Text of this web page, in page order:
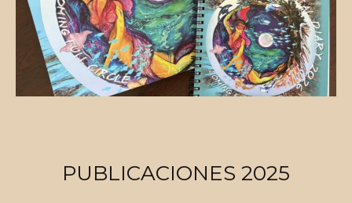
PUBLICACIONES 2025